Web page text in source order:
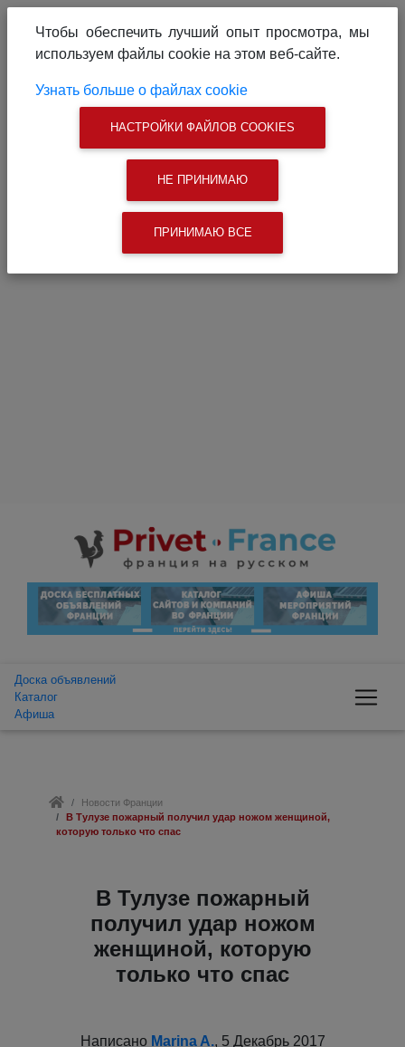
Связаться с нами
Поиск
Доска объявлений
Каталог
Афиша
Новости Франции
В Тулузе пожарный получил удар ножом женщиной,
которую только что спас
В Тулузе пожарный
получил удар ножом
женщиной, которую
только что спас
Написано Marina A., 5 Декабрь 2017
Чтобы обеспечить лучший опыт просмотра, мы
используем файлы cookie на этом веб-сайте.
Узнать больше о файлах cookie